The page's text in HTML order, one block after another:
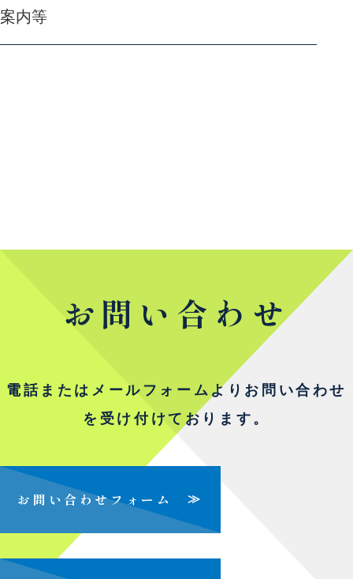
案内等
お問い合わせ
電話またはメールフォームよりお問い合わせ
を受け付けております。
お問い合わせフォーム
≫